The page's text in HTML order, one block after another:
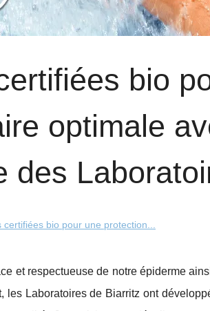
bio
optimale
des
certifiées bio pour une protection...
et respectueuse de notre épiderme
les Laboratoires de Biarritz ont